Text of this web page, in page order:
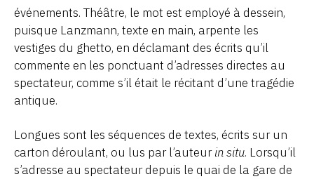
événements. Théâtre, le mot est employé à dessein,
puisque Lanzmann, texte en main, arpente les
vestiges du ghetto, en déclamant des écrits qu’il
commente en les ponctuant d’adresses directes au
spectateur, comme s’il était le récitant d’une tragédie
antique.
Longues sont les séquences de textes, écrits sur un
carton déroulant, ou lus par l’auteurin situ. Lorsqu’il
s’adresse au spectateur depuis le quai de la gare de